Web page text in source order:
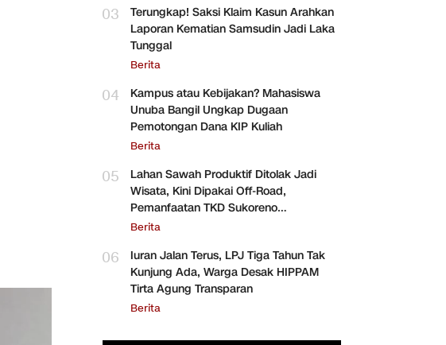
03
Terungkap! Saksi Klaim Kasun Arahkan
Laporan Kematian Samsudin Jadi Laka
Tunggal
Berita
04
Kampus atau Kebijakan? Mahasiswa
Unuba Bangil Ungkap Dugaan
Pemotongan Dana KIP Kuliah
Berita
05
Lahan Sawah Produktif Ditolak Jadi
Wisata, Kini Dipakai Off-Road,
Pemanfaatan TKD Sukoreno
Dipertanyakan
Berita
06
Iuran Jalan Terus, LPJ Tiga Tahun Tak
Kunjung Ada, Warga Desak HIPPAM
Tirta Agung Transparan
Berita